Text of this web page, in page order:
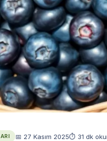
📅 27 Kasım 2025⏱ 31 dk